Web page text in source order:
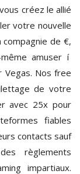
créez le allié
votre nouvelle
de €,
amuser í
Vegas. Nos free
de votre
avec 25x pour
fiables
contacts sauf
règlements
impartiaux.